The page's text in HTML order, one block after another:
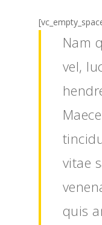
Nam
vel,
vitae
quis